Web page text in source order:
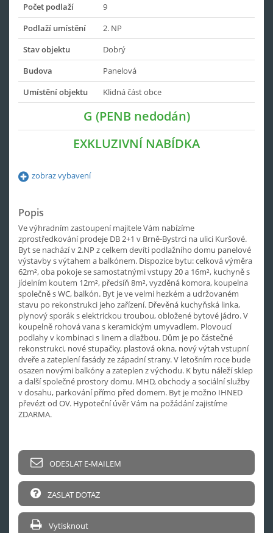
Počet podlaží
9
Podlaží umístění
2. NP
Stav objektu
Dobrý
Budova
Panelová
Umístění objektu
Klidná část obce
G (PENB nedodán)
EXKLUZIVNÍ NABÍDKA
zobraz vybavení
Popis
Ve výhradním zastoupení majitele Vám nabízíme
zprostředkování prodeje DB 2+1 v Brně-Bystrci na ulici Kuršové.
Byt se nachází v 2.NP z celkem devíti podlažního domu panelové
výstavby s výtahem a balkónem. Dispozice bytu: celková výměra
62m², oba pokoje se samostatnými vstupy 20 a 16m², kuchyně s
jídelním koutem 12m², předsíň 8m², vyzděná komora, koupelna
společně s WC, balkón. Byt je ve velmi hezkém a udržovaném
stavu po rekonstrukci jeho zařízení. Dřevěná kuchyňská linka,
plynový sporák s elektrickou troubou, obložené bytové jádro. V
koupelně rohová vana s keramickým umyvadlem. Plovoucí
podlahy v kombinaci s linem a dlažbou. Dům je po částečné
rekonstrukci, nové stupačky, plastová okna, nový výtah vstupní
dveře a zateplení fasády ze západní strany. V letošním roce bude
osazen novými balkóny a zateplen z východu. K bytu náleží sklep
a další společné prostory domu. MHD, obchody a sociální služby
v dosahu, parkování přímo před domem. Byt je možno IHNED
převézt od OV. Hypoteční úvěr Vám na požádání zajistíme
ZDARMA.
ODESLAT E-MAILEM
ZASLAT DOTAZ
Vytisknout